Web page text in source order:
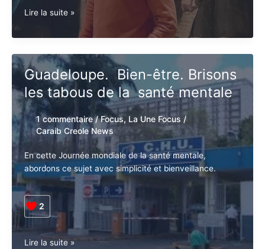
Deux
au
Art
Institute
Lire la suite »
Guadeloupe. Bien-être. Brisons
les tabous de la santé mentale
1 commentaire /Focus, La Une Focus /
Caraib Creole News
En cette Journée mondiale de la santé mentale,
abordons ce sujet avec simplicité et bienveillance.
2
Guadeloupe.
Lire la suite »